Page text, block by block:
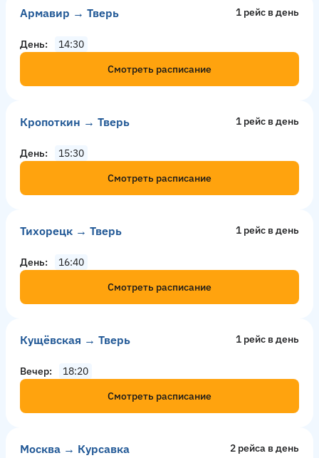
Армавир → Тверь 1 рейс в день
День
14:30
Смотреть расписание
Кропоткин → Тверь 1 рейс в день
День
15:30
Смотреть расписание
Тихорецк → Тверь 1 рейс в день
День
16:40
Смотреть расписание
Кущёвская → Тверь 1 рейс в день
Вечер
18:20
Смотреть расписание
Москва → Курсавка 2 рейсa в день